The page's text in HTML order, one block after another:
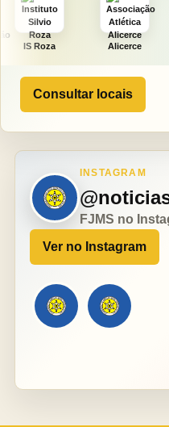
Alicerce J. Futuro
Consultar locais
INSTAGRAM
FJMS no
Ver no Instagram